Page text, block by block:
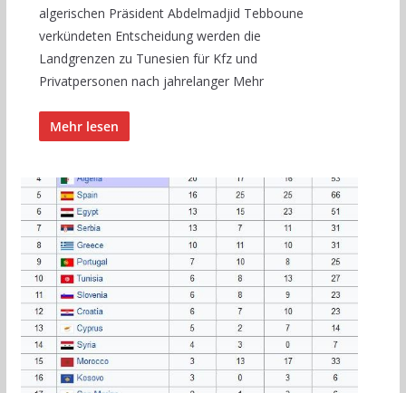
algerischen Präsident Abdelmadjid Tebboune
verkündeten Entscheidung werden die
Landgrenzen zu Tunesien für Kfz und
Privatpersonen nach jahrelanger Mehr
Mehr lesen